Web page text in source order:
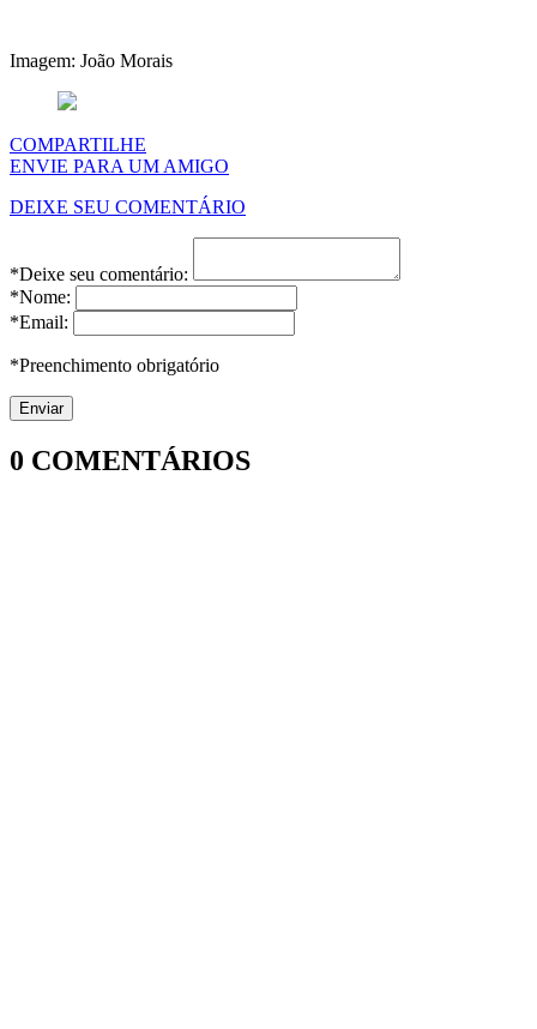
Imagem: João Morais
COMPARTILHE
ENVIE PARA UM AMIGO
DEIXE SEU COMENTÁRIO
*Deixe seu comentário:
*Nome:
*Email:
*Preenchimento obrigatório
0 COMENTÁRIOS